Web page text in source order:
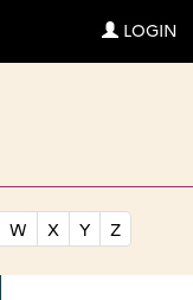
LOGIN
W X Y Z